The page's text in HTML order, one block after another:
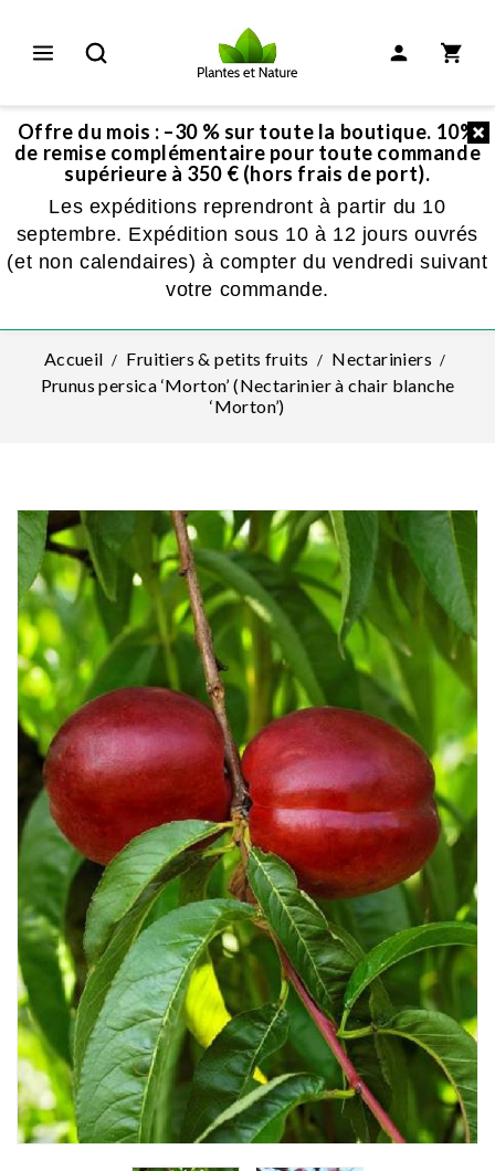
Offre du mois : –30 % sur toute la boutique. 10%
de remise complémentaire pour toute commande
supérieure à 350 € (hors frais de port).
Les expéditions reprendront à partir du 10
septembre. Expédition sous 10 à 12 jours ouvrés
(et non calendaires) à compter du vendredi suivant
votre commande.
Accueil Fruitiers & petits fruits
Nectariniers
Prunus persica ‘Morton’ (Nectarinier à chair blanche
‘Morton’)